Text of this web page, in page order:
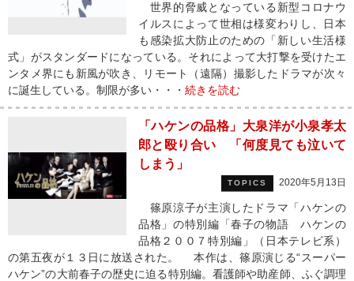
世界的脅威となっている新型コロナウ
イルスによって世相は様変わりし、日本
も感染拡大防止のための「新しい生活様
式」がスタンダードになっている。それによって大打撃を受けたエ
ンタメ界にも新風が吹き、リモート（遠隔）撮影したドラマが次々
に誕生している。制限が多い・・・ 続きを読む
「ハケンの品格」大泉洋が小泉孝太
郎と殴り合い 「何度見ても泣いて
しまう」
TOPICS 2020年5月13日
篠原涼子が主演したドラマ「ハケンの
品格」の特別編「春子の物語 ハケンの
品格２００７特別編」（日本テレビ系）
の第五夜が１３日に放送された。 本作は、篠原演じる“スーパー
ハケン”の大前春子の歴史に迫る特別編。看護師や助産師、ふぐ調理